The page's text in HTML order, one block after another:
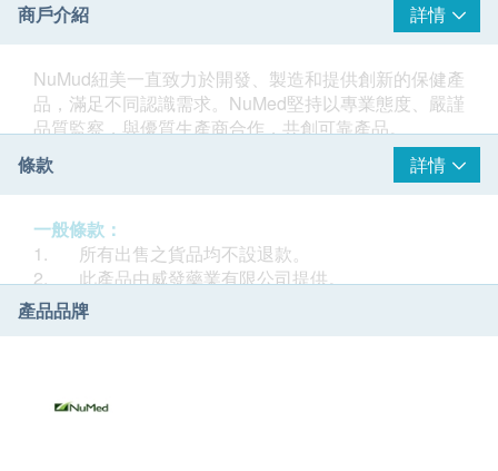
商戶介紹 詳情
NuMud紐美一直致力於開發、製造和提供創新的保健產
品，滿足不同認識需求。NuMed堅持以專業態度、嚴謹
品質監察，與優質生產商合作，共創可靠產品。
條款
詳情
一般條款：
1. 所有出售之貨品均不設退款。
2. 此產品由威發藥業有限公司提供。
3. 如有任何爭議，威發藥業有限公司及健康網購
health.ESDlife保留最終決議權。
1. 每張訂單購買古寶, 紐美, 澳洲淨痘, 佳力等品牌產
產品品牌